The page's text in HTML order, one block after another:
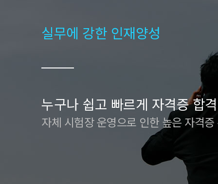
실무에 강한 인재양성
누구나 쉽고 빠르게 자격증 합
자체 시험장 운영으로 인한 높은 자격